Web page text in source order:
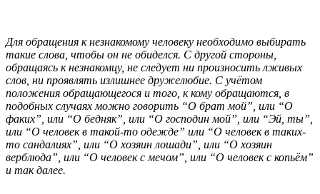
Для обращения к незнакомому человеку необходимо выбирать
такие слова, чтобы он не обиделся. С другой стороны,
обращаясь к незнакомцу, не следует ни произносить лживых
слов, ни проявлять излишнее дружелюбие. С учётом
положения обращающегося и того, к кому обращаются, в
подобных случаях можно говорить “О брат мой”, или “О
факих”, или “О бедняк”, или “О господин мой”, или “Эй, ты”,
или “О человек в такой-то одежде” или “О человек в таких-
то сандалиях”, или “О хозяин лошади”, или “О хозяин
верблюда”, или “О человек с мечом”, или “О человек с копьём”
и так далее.